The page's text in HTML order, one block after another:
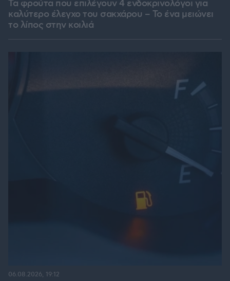
Τα φρούτα που επιλέγουν 4 ενδοκρινολόγοι για
καλύτερο έλεγχο του σακχάρου – Το ένα μειώνει
το λίπος στην κοιλιά
06.08.2026, 19:12